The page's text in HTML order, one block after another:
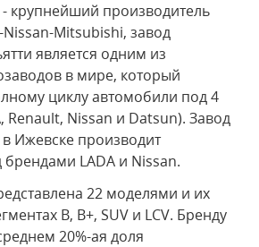
крупнейший производитель
Mitsubishi, завод
является одним из
в мире, который
циклу автомобили под 4
Renault, Nissan и Datsun). Завод
Ижевске производит
LADA и Nissan.
22 моделями и их
В, В+, SUV и LCV. Бренду
20%-ая доля